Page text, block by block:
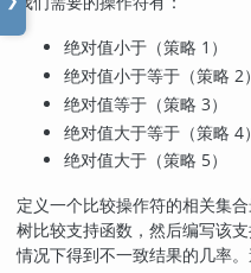
绝对值小于（策略 1）
绝对值小于等于（策略 2）
绝对值等于（策略 3）
绝对值大于等于（策略 4）
绝对值大于（策略 5）
定义一个比较操作符的相关集
树比较支持函数，然后编写该
情况下得到不一致结果的几率